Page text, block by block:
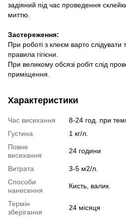
задіяний під час проведення
миттю.
Застереження:
При роботі з клеєм варто слідувати
правила гігієни.
При великому обсязі робіт слід
приміщення.
Характеристики
Час висихання
8-24 год. при
Густина
1 кг/л.
Повне
висихання
24 години
Витрата
3-5 м2/л.
Способи
нанесення
Кисть, валик.
Термін
зберігання
24 місяця